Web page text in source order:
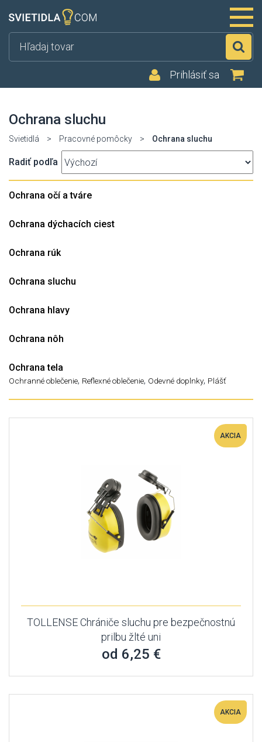
Prihlásiť sa
Ochrana sluchu
Svietidlá > Pracovné pomôcky > Ochrana sluchu
Radiť podľa
Ochrana očí a tváre
Ochrana dýchacích ciest
Ochrana rúk
Ochrana sluchu
Ochrana hlavy
Ochrana nôh
Ochrana tela
Ochranné oblečenie, Reflexné oblečenie, Odevné doplnky, Plášť
AKCIA
TOLLENSE Chrániče sluchu pre bezpečnostnú
prilbu žlté uni
od 6,25 €
AKCIA